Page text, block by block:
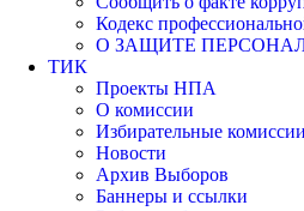
Кодекс
О ЗАЩИТЕ
ТИК
Проекты НПА
О комиссии
Избирательные комиссии
Новости
Архив Выборов
Баннеры и ссылки